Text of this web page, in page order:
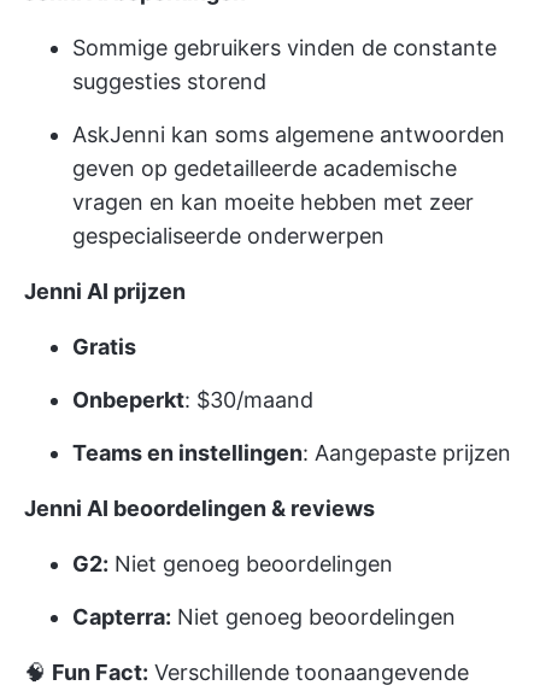
Sommige gebruikers vinden de constante
suggesties storend
AskJenni kan soms algemene antwoorden
geven op gedetailleerde academische
vragen en kan moeite hebben met zeer
gespecialiseerde onderwerpen
Jenni AI prijzen
Gratis
Onbeperkt: $30/maand
Teams en instellingen: Aangepaste prijzen
Jenni AI beoordelingen & reviews
G2: Niet genoeg beoordelingen
Capterra: Niet genoeg beoordelingen
🧠 Fun Fact: Verschillende toonaangevende